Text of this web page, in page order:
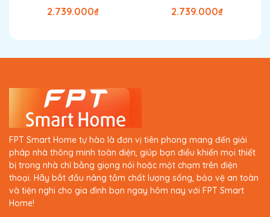
2.739.000₫ 2.739.000₫
FPT Smart Home tự hào là đơn vị tiên phong mang đến giải
pháp nhà thông minh toàn diện, giúp bạn điều khiển mọi thiết
bị trong nhà chỉ bằng giọng nói hoặc một chạm trên điện
thoại. Hãy bắt đầu nâng tầm chất lượng sống, bảo vệ an toàn
và tiện nghi cho gia đình bạn ngay hôm nay với FPT Smart
Home!